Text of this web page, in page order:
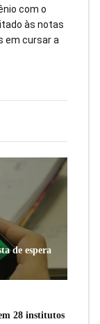
de espera
28 institutos
com o
às notas
em cursar a